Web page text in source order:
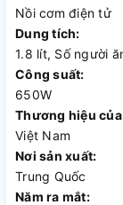
chống dính, vừa
độ cao, vừa giữ
hạt gạo. Thiết kế
dàng vệ sinh và
nghiệm nấu ăn
Nồi cơm điện tử
Dung tích:
1.8 lít, Số người
Công suất:
650W
Thương hiệu
Việt Nam
Nơi sản xuất:
Trung Quốc
Năm ra mắt: